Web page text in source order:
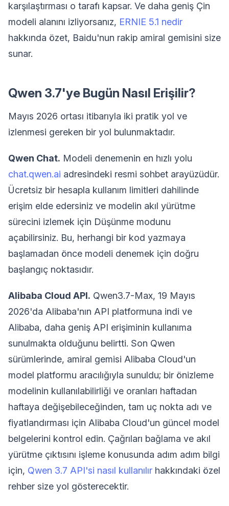
karşılaştırması o tarafı kapsar. Ve daha geniş Çin
modeli alanını izliyorsanız, ERNIE 5.1 nedir
hakkında özet, Baidu'nun rakip amiral gemisini size
sunar.
Qwen 3.7'ye Bugün Nasıl Erişilir?
Mayıs 2026 ortası itibarıyla iki pratik yol ve
izlenmesi gereken bir yol bulunmaktadır.
Qwen Chat. Modeli denemenin en hızlı yolu
chat.qwen.ai adresindeki resmi sohbet arayüzüdür.
Ücretsiz bir hesapla kullanım limitleri dahilinde
erişim elde edersiniz ve modelin akıl yürütme
sürecini izlemek için Düşünme modunu
açabilirsiniz. Bu, herhangi bir kod yazmaya
başlamadan önce modeli denemek için doğru
başlangıç noktasıdır.
Alibaba Cloud API. Qwen3.7-Max, 19 Mayıs
2026'da Alibaba'nın API platformuna indi ve
Alibaba, daha geniş API erişiminin kullanıma
sunulmakta olduğunu belirtti. Son Qwen
sürümlerinde, amiral gemisi Alibaba Cloud'un
model platformu aracılığıyla sunuldu; bir önizleme
modelinin kullanılabilirliği ve oranları haftadan
haftaya değişebileceğinden, tam uç nokta adı ve
fiyatlandırması için Alibaba Cloud'un güncel model
belgelerini kontrol edin. Çağrıları bağlama ve akıl
yürütme çıktısını işleme konusunda adım adım bilgi
için, Qwen 3.7 API'si nasıl kullanılır hakkındaki özel
rehber size yol gösterecektir.